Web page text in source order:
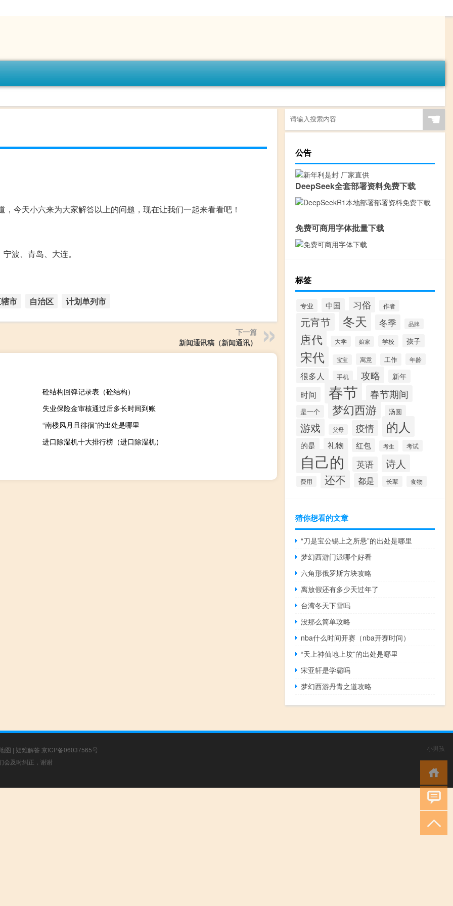
，今天小六来为大家解答以上的问题，现在让我们一起来看看吧！
波、青岛、大连。
市 自治区 计划单列市
下一篇
新闻通讯稿（新闻通讯）
砼结构回弹记录表（砼结构）
失业保险金审核通过后多长时间到账
“南楼风月且徘徊”的出处是哪里
进口除湿机十大排行榜（进口除湿机）
☚
公告
DeepSeek全套部署资料免费下载
免费可商用字体批量下载
标签
专业 中国 习俗 作者
元宵节 冬天 冬季 品牌
唐代 大学 娘家 学校 孩子
宋代 宝宝 寓意 工作 年龄
很多人 手机 攻略 新年
时间 春节 春节期间
是一个 梦幻西游 汤圆
游戏 父母 疫情 的人
的是 礼物 红包 考生 考试
自己的 英语 诗人
费用 还不 都是 长辈 食物
猜你想看的文章
“刀是宝公锡上之所悬”的出处是哪里
梦幻西游门派哪个好看
六角形俄罗斯方块攻略
离放假还有多少天过年了
台湾冬天下雪吗
没那么简单攻略
nba什么时间开赛（nba开赛时间）
“天上神仙地上坟”的出处是哪里
宋亚轩是学霸吗
梦幻西游丹青之道攻略
图 | 疑难解答 京ICP备06037565号
会及时纠正，谢谢
小男孩